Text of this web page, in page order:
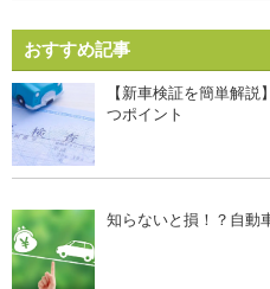
おすすめ記事
【新車検証を簡単解
つポイント
知らないと損！？自動